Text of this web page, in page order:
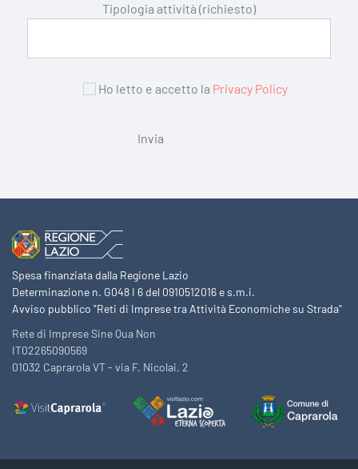
Tipologia attività (richiesto)
Ho letto e accetto la Privacy Policy
Spesa finanziata dalla Regione Lazio
Determinazione n. G048 I 6 del 0910512016 e s.m.i.
Avviso pubblico "Reti di Imprese tra Attività Economiche su Strada"
Rete di Imprese Sine Qua Non
IT02265090569
01032 Caprarola VT - via F. Nicolai, 2